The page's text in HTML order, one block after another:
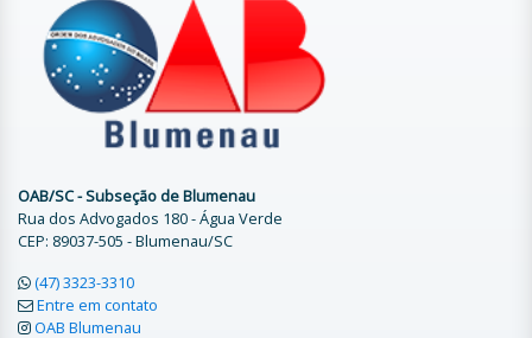
OAB/SC - Subseção de Blumenau
Rua dos Advogados 180 - Água Verde
CEP: 89037-505 - Blumenau/SC
(47) 3323-3310
Entre em contato
OAB Blumenau